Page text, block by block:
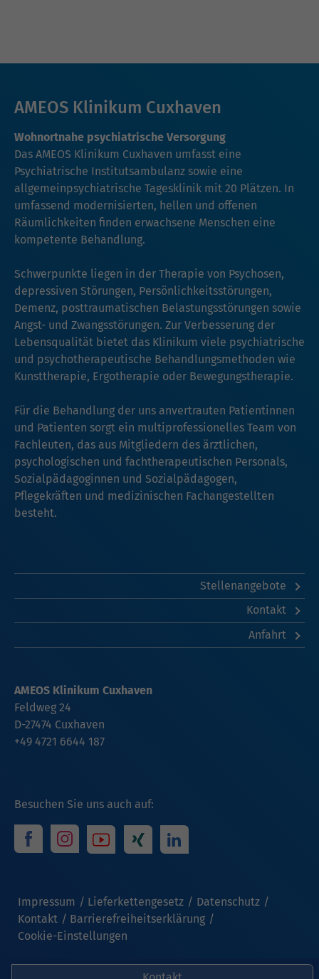
AMEOS Klinikum Cuxhaven
Wohnortnahe psychiatrische Versorgung
Das AMEOS Klinikum Cuxhaven umfasst eine
Psychiatrische Institutsambulanz sowie eine
allgemeinpsychiatrische Tagesklinik mit 20 Plätzen. In
umfassend modernisierten, hellen und offenen
Räumlichkeiten finden erwachsene Menschen eine
kompetente Behandlung.
Schwerpunkte liegen in der Therapie von Psychosen,
depressiven Störungen, Persönlichkeitsstörungen,
Demenz, posttraumatischen Belastungsstörungen sowie
Angst- und Zwangsstörungen. Zur Verbesserung der
Lebensqualität bietet das Klinikum viele psychiatrische
und psychotherapeutische Behandlungsmethoden wie
Kunsttherapie, Ergotherapie oder Bewegungstherapie.
Für die Behandlung der uns anvertrauten Patientinnen
und Patienten sorgt ein multiprofessionelles Team von
Fachleuten, das aus Mitgliedern des ärztlichen,
psychologischen und fachtherapeutischen Personals,
Sozialpädagoginnen und Sozialpädagogen,
Pflegekräften und medizinischen Fachangestellten
besteht.
Stellenangebote
Kontakt
Anfahrt
Besuchen Sie uns auch auf:
Impressum Lieferkettengesetz
Datenschutz
Kontakt
Barrierefreiheitserklärung
Cookie-Einstellungen
AMEOS Klinikum Cuxhaven
Feldweg 24
D-27474 Cuxhaven
+49 4721 6644 187